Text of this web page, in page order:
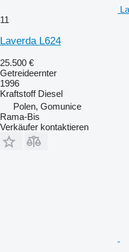
11
Laverda L624
25.500 €
Getreideernter
1996
Kraftstoff Diesel
Polen, Gomunice
Rama-Bis
Verkäufer kontaktieren